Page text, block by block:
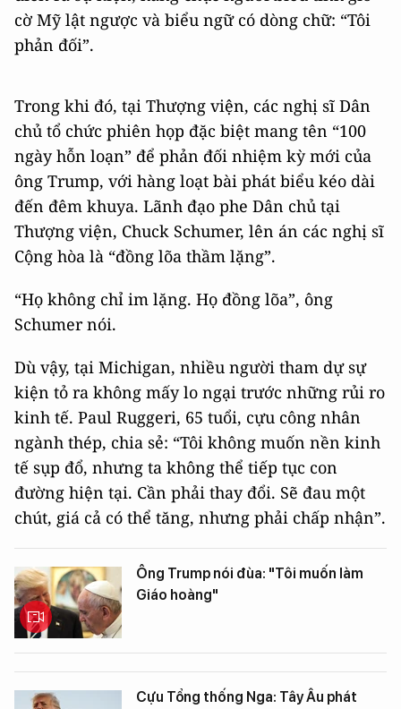
cờ Mỹ lật ngược và biểu ngữ có dòng chữ: “Tôi
phản đối”.
Trong khi đó, tại Thượng viện, các nghị sĩ Dân
chủ tổ chức phiên họp đặc biệt mang tên “100
ngày hỗn loạn” để phản đối nhiệm kỳ mới của
ông Trump, với hàng loạt bài phát biểu kéo dài
đến đêm khuya. Lãnh đạo phe Dân chủ tại
Thượng viện, Chuck Schumer, lên án các nghị sĩ
Cộng hòa là “đồng lõa thầm lặng”.
“Họ không chỉ im lặng. Họ đồng lõa”, ông
Schumer nói.
Dù vậy, tại Michigan, nhiều người tham dự sự
kiện tỏ ra không mấy lo ngại trước những rủi ro
kinh tế. Paul Ruggeri, 65 tuổi, cựu công nhân
ngành thép, chia sẻ: “Tôi không muốn nền kinh
tế sụp đổ, nhưng ta không thể tiếp tục con
đường hiện tại. Cần phải thay đổi. Sẽ đau một
chút, giá cả có thể tăng, nhưng phải chấp nhận”.
Ông Trump nói đùa: "Tôi muốn làm
Giáo hoàng"
Cựu Tổng thống Nga: Tây Âu phát